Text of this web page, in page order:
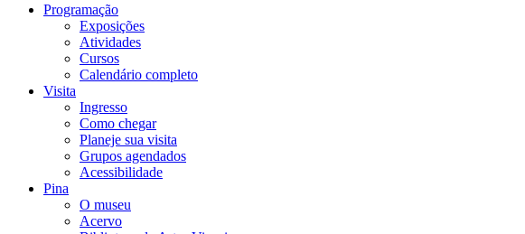
Programação
Exposições
Atividades
Cursos
Calendário completo
Visita
Ingresso
Como chegar
Planeje sua visita
Grupos agendados
Acessibilidade
Pina
O museu
Acervo